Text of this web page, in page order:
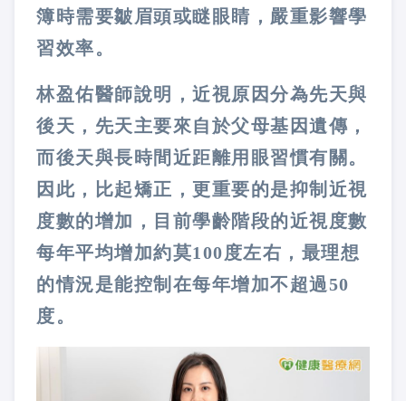
簿時需要皺眉頭或瞇眼睛，嚴重影響學
習效率。
林盈佑醫師說明，近視原因分為先天與
後天，先天主要來自於父母基因遺傳，
而後天與長時間近距離用眼習慣有關。
因此，比起矯正，更重要的是抑制近視
度數的增加，目前學齡階段的近視度數
每年平均增加約莫100度左右，最理想
的情況是能控制在每年增加不超過50
度。